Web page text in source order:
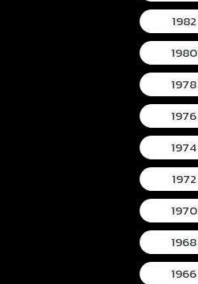
1982
1980
1978
1976
1974
1972
1970
1968
1966